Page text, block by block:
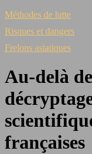
Méthodes de lutte
Risques et dangers
Frelons asiatiques
Au-delà
françaises